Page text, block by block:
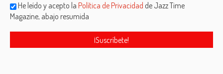
He leído y acepto laPolítica de Privacidad de Jazz Time
Magazine, abajo resumida